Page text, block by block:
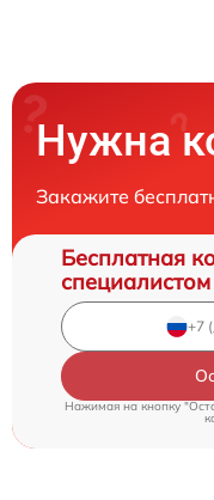
Нужна
Закажите
Бесплатная
специалистом
Нажимая на кнопку